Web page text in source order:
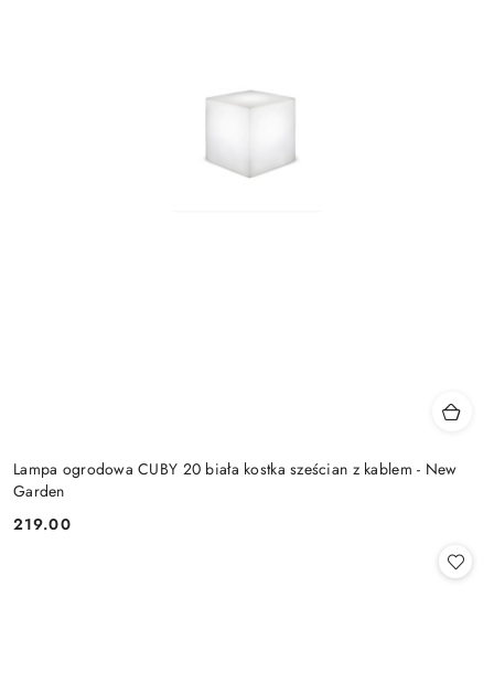
Lampa ogrodowa CUBY 20 biała kostka sześcian z kablem - New
Garden
Cena:
219.00